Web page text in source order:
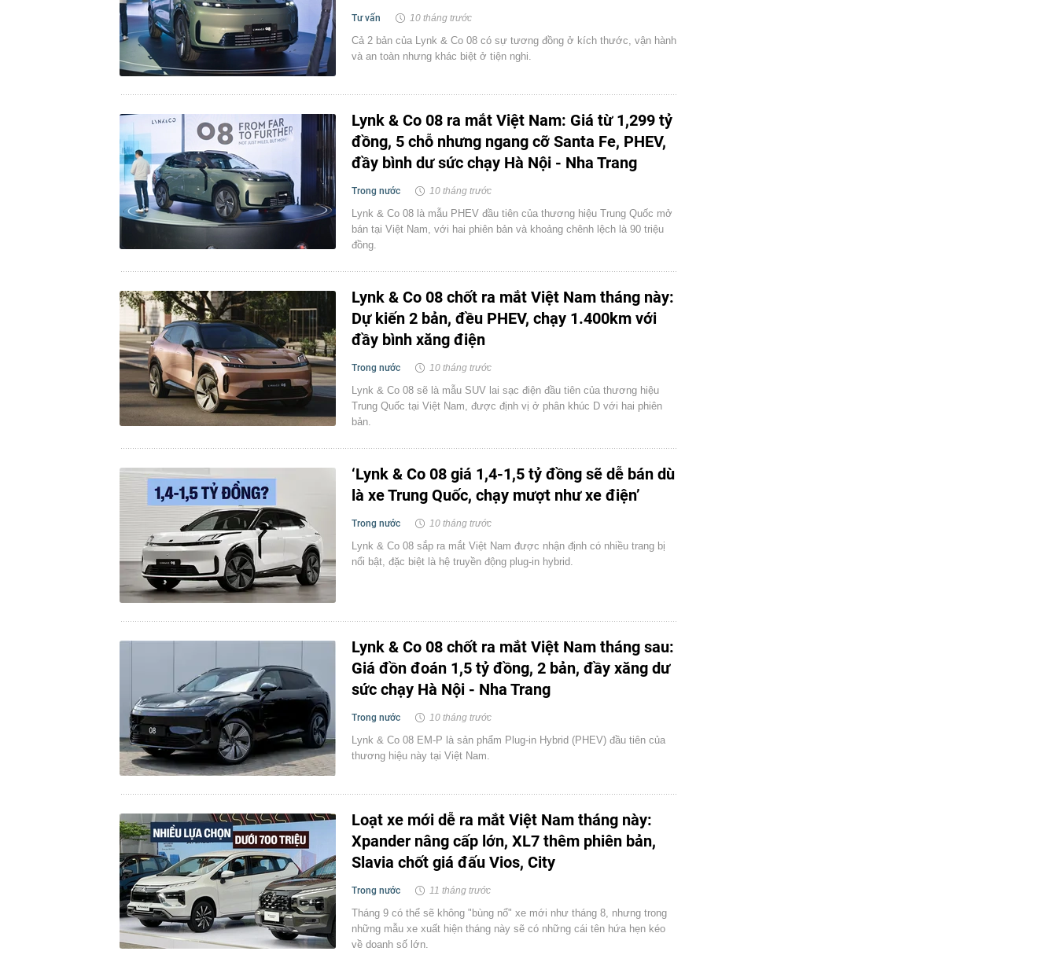
Tư vấn 10 tháng trước
Cả 2 bản của Lynk & Co 08 có sự tương đồng ở kích thước, vận hành
và an toàn nhưng khác biệt ở tiện nghi.
Lynk & Co 08 ra mắt Việt Nam: Giá từ 1,299 tỷ
đồng, 5 chỗ nhưng ngang cỡ Santa Fe, PHEV,
đầy bình dư sức chạy Hà Nội - Nha Trang
Trong nước 10 tháng trước
Lynk & Co 08 là mẫu PHEV đầu tiên của thương hiệu Trung Quốc mở
bán tại Việt Nam, với hai phiên bản và khoảng chênh lệch là 90 triệu
đồng.
Lynk & Co 08 chốt ra mắt Việt Nam tháng này:
Dự kiến 2 bản, đều PHEV, chạy 1.400km với
đầy bình xăng điện
Trong nước 10 tháng trước
Lynk & Co 08 sẽ là mẫu SUV lai sạc điện đầu tiên của thương hiệu
Trung Quốc tại Việt Nam, được định vị ở phân khúc D với hai phiên
bản.
‘Lynk & Co 08 giá 1,4-1,5 tỷ đồng sẽ dễ bán dù
là xe Trung Quốc, chạy mượt như xe điện’
Trong nước 10 tháng trước
Lynk & Co 08 sắp ra mắt Việt Nam được nhận định có nhiều trang bị
nổi bật, đặc biệt là hệ truyền động plug-in hybrid.
Lynk & Co 08 chốt ra mắt Việt Nam tháng sau:
Giá đồn đoán 1,5 tỷ đồng, 2 bản, đầy xăng dư
sức chạy Hà Nội - Nha Trang
Trong nước 10 tháng trước
Lynk & Co 08 EM-P là sản phẩm Plug-in Hybrid (PHEV) đầu tiên của
thương hiệu này tại Việt Nam.
Loạt xe mới dễ ra mắt Việt Nam tháng này:
Xpander nâng cấp lớn, XL7 thêm phiên bản,
Slavia chốt giá đấu Vios, City
Trong nước 11 tháng trước
Tháng 9 có thể sẽ không "bùng nổ" xe mới như tháng 8, nhưng trong
những mẫu xe xuất hiện tháng này sẽ có những cái tên hứa hẹn kéo
về doanh số lớn.